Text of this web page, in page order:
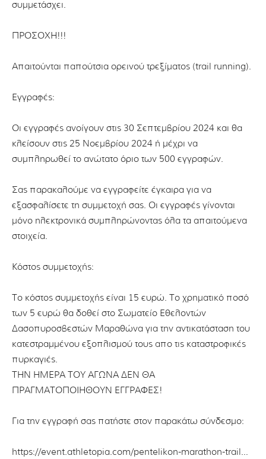
συμμετάσχει.
ΠΡΟΣΟΧΗ!!!
Απαιτούνται παπούτσια ορεινού τρεξίματος (trail running).
Εγγραφές:
Οι εγγραφές ανοίγουν στις 30 Σεπτεμβρίου 2024 και θα
κλείσουν στις 25 Νοεμβρίου 2024 ή μέχρι να
συμπληρωθεί το ανώτατο όριο των 500 εγγραφών.
Σας παρακαλούμε να εγγραφείτε έγκαιρα για να
εξασφαλίσετε τη συμμετοχή σας. Οι εγγραφές γίνονται
μόνο ηλεκτρονικά συμπληρώνοντας όλα τα απαιτούμενα
στοιχεία.
Κόστος συμμετοχής:
Το κόστος συμμετοχής είναι 15 ευρώ. Το χρηματικό ποσό
των 5 ευρώ θα δοθεί στο Σωματείο Εθελοντών
Δασοπυροσβεστών Μαραθώνα για την αντικατάσταση του
κατεστραμμένου εξοπλισμού τους απο τις καταστροφικές
πυρκαγιές.
ΤΗΝ ΗΜΕΡΑ ΤΟΥ ΑΓΩΝΑ ΔΕΝ ΘΑ
ΠΡΑΓΜΑΤΟΠΟΙΗΘΟΥΝ ΕΓΓΡΑΦΕΣ!
Για την εγγραφή σας πατήστε στον παρακάτω σύνδεσμο:
https://event.athletopia.com/pentelikon-marathon-trail…